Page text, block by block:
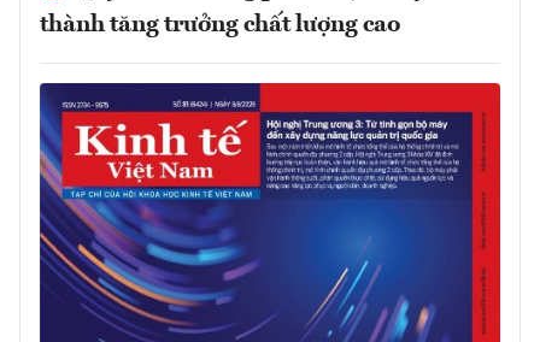
thành tăng trưởng chất lượng cao